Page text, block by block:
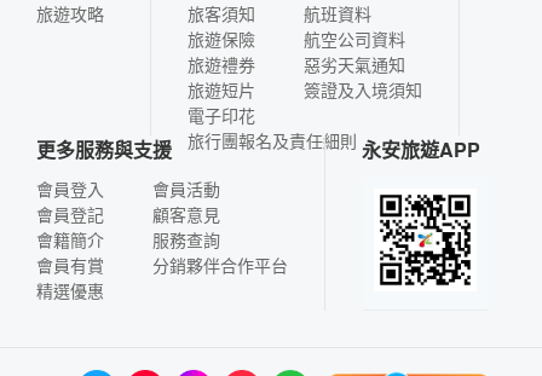
旅遊攻略
旅客須知
旅遊保險
旅遊禮券
旅遊短片
電子印花
航班資料
航空公司資料
惡劣天氣通知
簽證及入境須知
旅行團報名及責任細則
更多服務與支援
會員登入
會員登記
會籍簡介
會員有賞
精選優惠
會員活動
顧客意見
服務查詢
分銷夥伴合作平台
永安旅遊APP